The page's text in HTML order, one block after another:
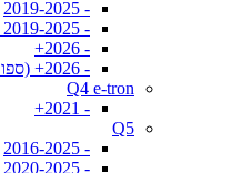
- 2019-2025
- 2019-2025 (ספורטבק)
- 2026+
- 2026+ (ספורטבק)
Q4 e-tron
- 2021+
Q5
- 2016-2025
- 2020-2025 (ספורטבק)